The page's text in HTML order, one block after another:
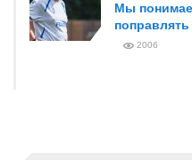
Мы
поправлять
2006